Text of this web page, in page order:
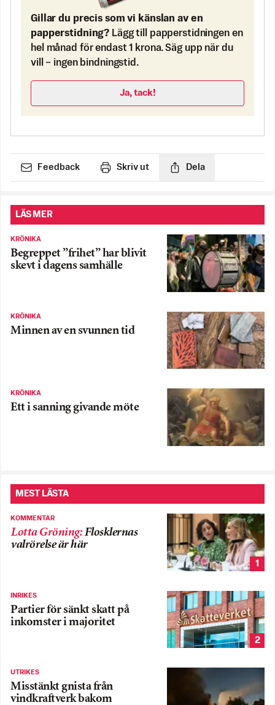
Gillar du precis som vi känslan av en
papperstidning? Lägg till papperstidningen en
hel månad för endast 1 krona. Säg upp när du
vill – ingen bindningstid.
Ja, tack!
Feedback Skriv ut Dela
LÄS MER
KRÖNIKA
Begreppet ”frihet” har blivit
skevt i dagens samhälle
KRÖNIKA
Minnen av en svunnen tid
KRÖNIKA
Ett i sanning givande möte
MEST LÄSTA
KOMMENTAR
Lotta Gröning:Flosklernas
valrörelse är här
1
INRIKES
Partier för sänkt skatt på
inkomster i majoritet
2
UTRIKES
Misstänkt gnista från
vindkraftverk bakom